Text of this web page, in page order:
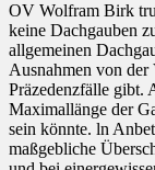
OV Wolfram Birk
keine Dachgauben
allgemeinen
Ausnahmen von der
Präzedenzfälle gibt.
Maximallänge der
sein könnte. ln
maßgebliche